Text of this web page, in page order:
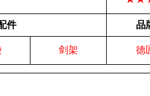
件 品
剑架 德